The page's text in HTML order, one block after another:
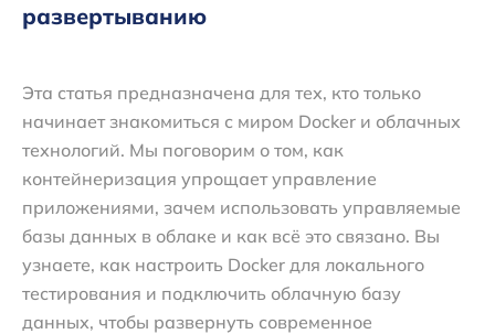
развертыванию
Эта статья предназначена для тех, кто только
начинает знакомиться с миром Docker и облачных
технологий. Мы поговорим о том, как
контейнеризация упрощает управление
приложениями, зачем использовать управляемые
базы данных в облаке и как всё это связано. Вы
узнаете, как настроить Docker для локального
тестирования и подключить облачную базу
данных, чтобы развернуть современное